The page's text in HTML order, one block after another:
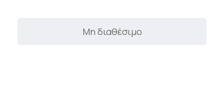
Μη διαθέσιμο